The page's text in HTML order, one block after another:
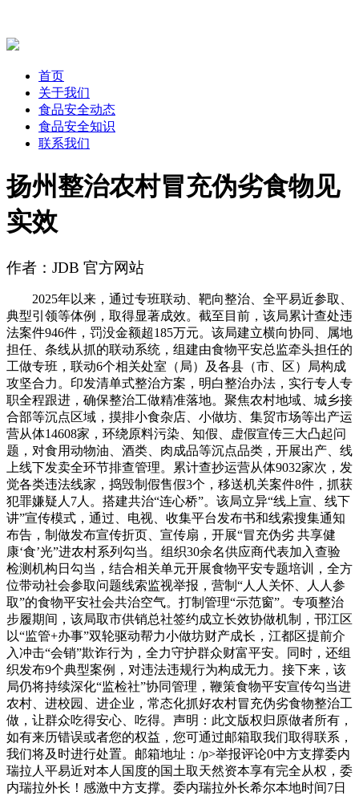
首页
关于我们
食品安全动态
食品安全知识
联系我们
扬州整治农村冒充伪劣食物见
实效
作者：JDB 官方网站
2025年以来，通过专班联动、靶向整治、全平易近参取、
典型引领等体例，取得显著成效。截至目前，该局累计查处违
法案件946件，罚没金额超185万元。该局建立横向协同、属地
担任、条线从抓的联动系统，组建由食物平安总监牵头担任的
工做专班，联动6个相关处室（局）及各县（市、区）局构成
攻坚合力。印发清单式整治方案，明白整治办法，实行专人专
职全程跟进，确保整治工做精准落地。聚焦农村地域、城乡接
合部等沉点区域，摸排小食杂店、小做坊、集贸市场等出产运
营从体14608家，环绕原料污染、知假、虚假宣传三大凸起问
题，对食用动物油、酒类、肉成品等沉点品类，开展出产、线
上线下发卖全环节排查管理。累计查抄运营从体9032家次，发
觉各类违法线家，捣毁制假售假3个，移送机关案件8件，抓获
犯罪嫌疑人7人。搭建共治“连心桥”。该局立异“线上宣、线下
讲”宣传模式，通过、电视、收集平台发布书和线索搜集通知
布告，制做发布宣传折页、宣传扇，开展“冒充伪劣 共享健
康‘食’光”进农村系列勾当。组织30余名供应商代表加入查验
检测机构日勾当，结合相关单元开展食物平安专题培训，全方
位带动社会参取问题线索监视举报，营制“人人关怀、人人参
取”的食物平安社会共治空气。打制管理“示范窗”。专项整治
步履期间，该局取市供销总社签约成立长效协做机制，邗江区
以“监管+办事”双轮驱动帮力小做坊财产成长，江都区提前介
入冲击“会销”欺诈行为，全力守护群众财富平安。同时，还组
织发布9个典型案例，对违法违规行为构成无力。接下来，该
局仍将持续深化“监检社”协同管理，鞭策食物平安宣传勾当进
农村、进校园、进企业，常态化抓好农村冒充伪劣食物整治工
做，让群众吃得安心、吃得。声明：此文版权归原做者所有，
如有来历错误或者您的权益，您可通过邮箱取我们取得联系，
我们将及时进行处置。邮箱地址：/p>举报评论0中方支撑委内
瑞拉人平易近对本人国度的国土取天然资本享有完全从权，委
内瑞拉外长！感激中方支撑。委内瑞拉外长希尔本地时间7日